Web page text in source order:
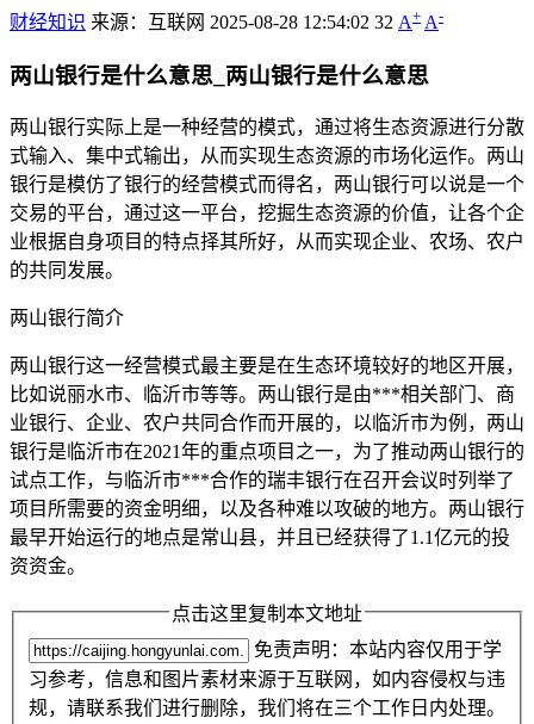
财经知识 来源：互联网 2025-08-28 12:54:02 32 A+ A-
两山银行是什么意思_两山银行是什么意思
两山银行实际上是一种经营的模式，通过将生态资源进行分散
式输入、集中式输出，从而实现生态资源的市场化运作。两山
银行是模仿了银行的经营模式而得名，两山银行可以说是一个
交易的平台，通过这一平台，挖掘生态资源的价值，让各个企
业根据自身项目的特点择其所好，从而实现企业、农场、农户
的共同发展。
两山银行简介
两山银行这一经营模式最主要是在生态环境较好的地区开展，
比如说丽水市、临沂市等等。两山银行是由***相关部门、商
业银行、企业、农户共同合作而开展的，以临沂市为例，两山
银行是临沂市在2021年的重点项目之一，为了推动两山银行的
试点工作，与临沂市***合作的瑞丰银行在召开会议时列举了
项目所需要的资金明细，以及各种难以攻破的地方。两山银行
最早开始运行的地点是常山县，并且已经获得了1.1亿元的投
资资金。
点击这里复制本文地址
免责声明：本站内容仅用于学
习参考，信息和图片素材来源于互联网，如内容侵权与违
规，请联系我们进行删除，我们将在三个工作日内处理。